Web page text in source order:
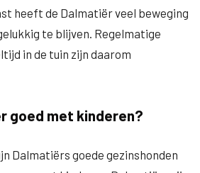
heeft de Dalmatiër veel beweging
te blijven. Regelmatige
in de tuin zijn daarom
goed met kinderen?
Dalmatiërs goede gezinshonden